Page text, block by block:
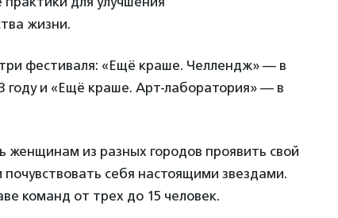
жизни.
фестиваля: «Ещё краше. Челлендж» — в
году и «Ещё краше. Арт-лаборатория» — в
женщинам из разных городов проявить свой
себя настоящими звездами.
команд от трех до 15 человек.